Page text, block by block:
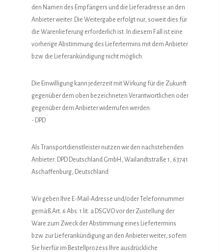
den Namen des Empfängers und die Lieferadresse an den
Anbieter weiter. Die Weitergabe erfolgt nur, soweit dies für
die Warenlieferung erforderlich ist. In diesem Fall ist eine
vorherige Abstimmung des Liefertermins mit dem Anbieter
bzw. die Lieferankündigung nicht möglich.
Die Einwilligung kann jederzeit mit Wirkung für die Zukunft
gegenüber dem oben bezeichneten Verantwortlichen oder
gegenüber dem Anbieter widerrufen werden.
- DPD
Als Transportdienstleister nutzen wir den nachstehenden
Anbieter: DPD Deutschland GmbH, Wailandtstraße 1, 63741
Aschaffenburg, Deutschland
Wir geben Ihre E-Mail-Adresse und/oder Telefonnummer
gemäß Art. 6 Abs. 1 lit. a DSGVO vor der Zustellung der
Ware zum Zweck der Abstimmung eines Liefertermins
bzw. zur Lieferankündigung an den Anbieter weiter, sofern
Sie hierfür im Bestellprozess Ihre ausdrückliche